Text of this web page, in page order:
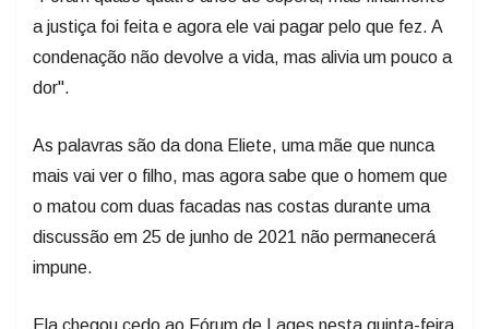
condenação não devolve a vida, mas alivia um pouco a
dor".
mais vai ver o filho, mas agora sabe que o homem que
o matou com duas facadas nas costas durante uma
discussão em 25 de junho de 2021 não permanecerá
impune.
(22/5) para assistir ao julgamento e só voltou para